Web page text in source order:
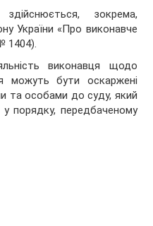
зокрема,
України «Про виконавче
1404).
виконавця щодо
можуть бути оскаржені
та особами до суду, який
порядку, передбаченому